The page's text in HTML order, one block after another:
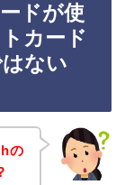
ドが使
カード
ない
の